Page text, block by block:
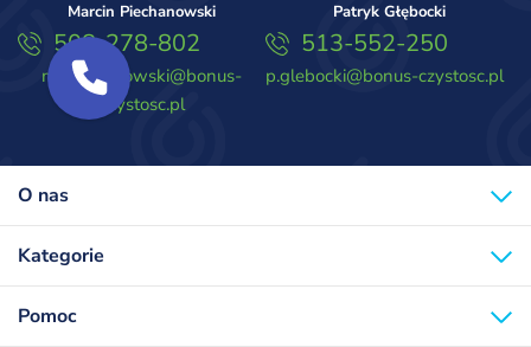
Marcin Piechanowski
508-278-802
m.piechanowski@bonus-
czystosc.pl
Patryk Głębocki
513-552-250
p.glebocki@bonus-czystosc.pl
O nas
Kategorie
Pomoc